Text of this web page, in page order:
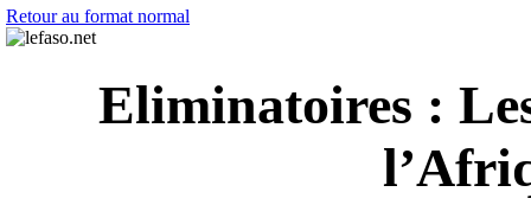
Retour au format normal
Eliminatoires :